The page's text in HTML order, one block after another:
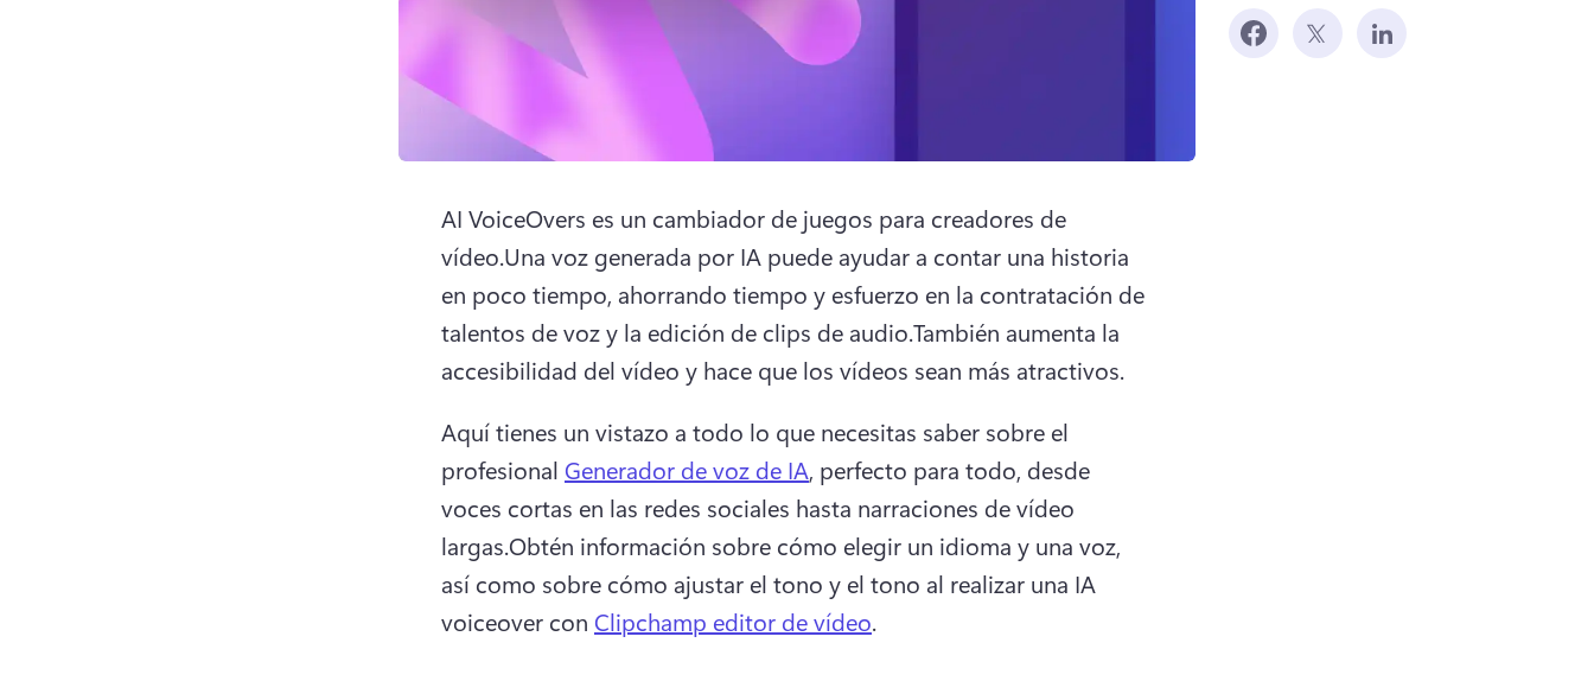
AI VoiceOvers es un cambiador de juegos para creadores de
vídeo.Una voz generada por IA puede ayudar a contar una historia
en poco tiempo, ahorrando tiempo y esfuerzo en la contratación de
talentos de voz y la edición de clips de audio.También aumenta la
accesibilidad del vídeo y hace que los vídeos sean más atractivos.
Aquí tienes un vistazo a todo lo que necesitas saber sobre el
profesional Generador de voz de IA, perfecto para todo, desde
voces cortas en las redes sociales hasta narraciones de vídeo
largas.Obtén información sobre cómo elegir un idioma y una voz,
así como sobre cómo ajustar el tono y el tono al realizar una IA
voiceover con Clipchamp editor de vídeo.